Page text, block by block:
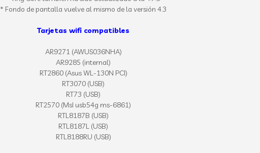
* Fondo de pantalla vuelve al mismo de la versión 4.3
Tarjetas wifi compatibles
AR9271 (AWUS036NHA)
AR9285 (internal)
RT2860 (Asus WL-130N PCI)
RT3070 (USB)
RT73 (USB)
RT2570 (MsI usb54g ms-6861)
RTL8187B (USB)
RTL8187L (USB)
RTL8188RU (USB)